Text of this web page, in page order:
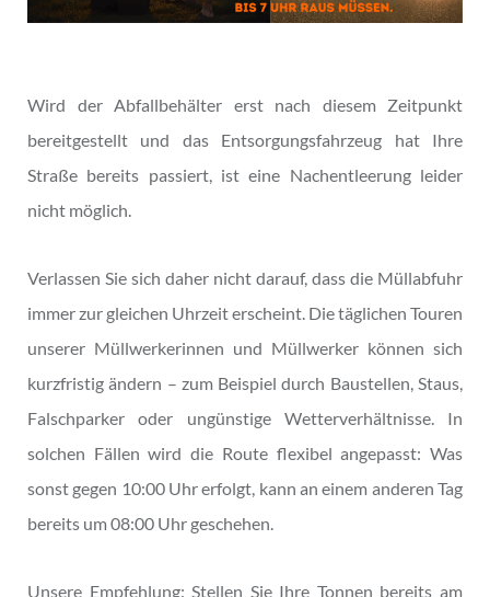
Wird der Abfallbehälter erst nach diesem Zeitpunkt
bereitgestellt und das Entsorgungsfahrzeug hat Ihre
Straße bereits passiert, ist eine Nachentleerung leider
nicht möglich.
Verlassen Sie sich daher nicht darauf, dass die Müllabfuhr
immer zur gleichen Uhrzeit erscheint. Die täglichen Touren
unserer Müllwerkerinnen und Müllwerker können sich
kurzfristig ändern – zum Beispiel durch Baustellen, Staus,
Falschparker oder ungünstige Wetterverhältnisse. In
solchen Fällen wird die Route flexibel angepasst: Was
sonst gegen 10:00 Uhr erfolgt, kann an einem anderen Tag
bereits um 08:00 Uhr geschehen.
Unsere Empfehlung: Stellen Sie Ihre Tonnen bereits am